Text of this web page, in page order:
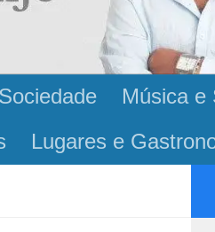
Música e
Lugares e